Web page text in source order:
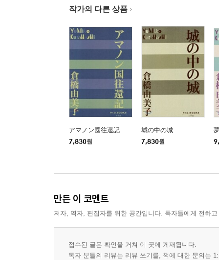
작가의 다른 상품
アマノン國往還記
7,830원
城の中の城
7,830원
만든 이 코멘트
저자, 역자, 편집자를 위한 공간입니다. 독자들에게 전하
접수된 글은 확인을 거쳐 이 곳에 게재됩니다.
독자 분들의 리뷰는 리뷰 쓰기를, 책에 대한 문의는